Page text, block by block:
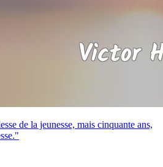
de la jeunesse, mais cinquante ans,